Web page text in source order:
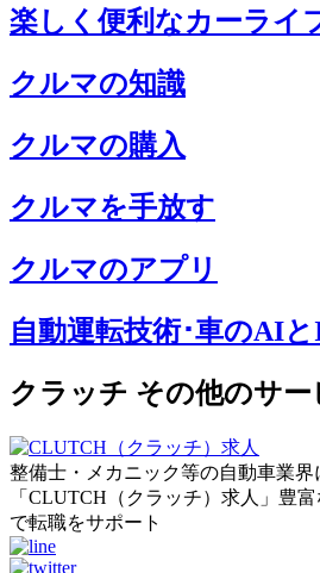
楽しく便利なカーライ
クルマの知識
クルマの購入
クルマを手放す
クルマのアプリ
自動運転技術･車のAI
クラッチ その他のサー
整備士・メカニック等の自動車業界
「CLUTCH（クラッチ）求人」豊
で転職をサポート